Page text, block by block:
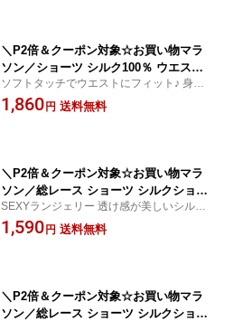
＼P2倍＆クーポン対象☆お買い物マラ
ソン／ショーツ シルク100％ ウエスト
レース レディース 超軽量 エアリー ジ
ャージー フラワーレース ローライズ ス
ソフトタッチでウエストにフィット♪ 身に
着けていないかのような軽い穿き心地♪！ピ
タッとハマる！究極のフィット感吸湿速乾
1,860円 送料無料
＼P2倍＆クーポン対象☆お買い物マラ
ソン／総レース ショーツ シルクショー
ツ 100％シルククロッチ セクシー フラ
ワーレース スカラップ 配色デザイン 透
SEXYランジェリー 透け感が美しいシルク
ショーツ♪☆別売りお揃いブラあり☆やさし
いフィット感 痛くならない 絹 下着 吸湿速
1,590円 送料無料
＼P2倍＆クーポン対象☆お買い物マラ
ソン／総レース ショーツ シルクショー